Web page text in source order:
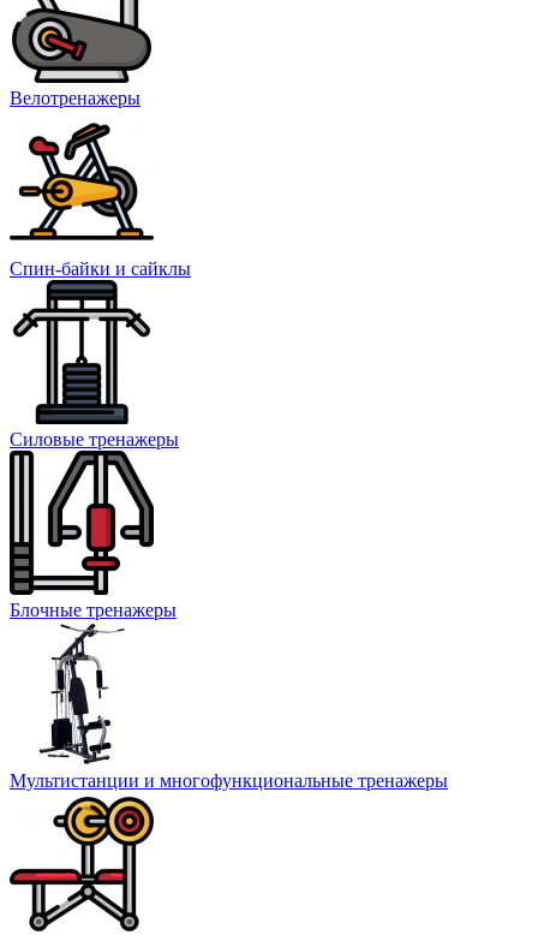
Велотренажеры
Спин-байки и сайклы
Силовые тренажеры
Блочные тренажеры
Мультистанции и многофункциональные тренажеры